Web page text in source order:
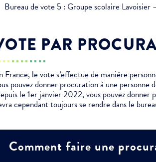
Bureau de vote 5 : Groupe scolaire Lavoisier
PAR
France, le vote s’effectue de manière
pouvez donner procuration à une personne
le 1er janvier 2022, vous pouvez
cependant toujours se rendre dans le
Comment faire une
Choisissez votre
Newsletter Culture